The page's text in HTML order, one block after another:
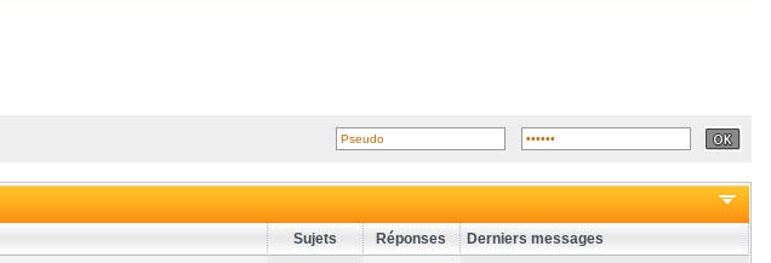
Sujets Réponses
Derniers messages